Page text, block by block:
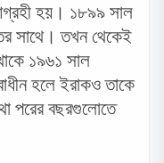
হয়। ১৮৯৯ সাল
সাথে। তখন থেকেই
১৯৬১ সাল
হলে ইরাকও তাকে
পরের বছরগুলোতে